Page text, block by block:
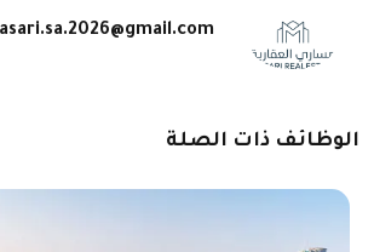
الوظائف ذات الصلة